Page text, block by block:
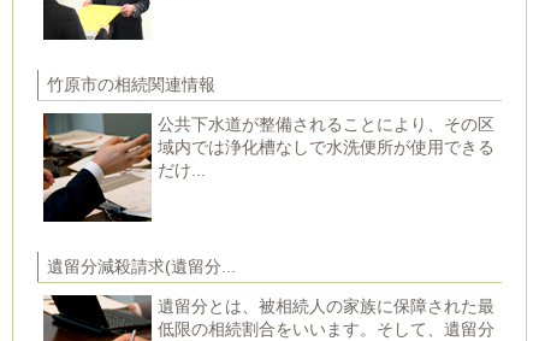
竹原市の相続関連情報
公共下水道が整備されることにより、その区
域内では浄化槽なしで水洗便所が使用できる
だけ...
遺留分減殺請求(遺留分...
遺留分とは、被相続人の家族に保障された最
低限の相続割合をいいます。そして、遺留分